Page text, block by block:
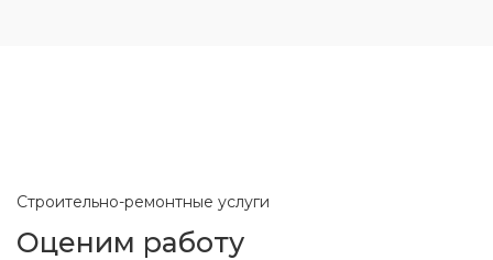
Строительно-ремонтные услуги
Оценим работу